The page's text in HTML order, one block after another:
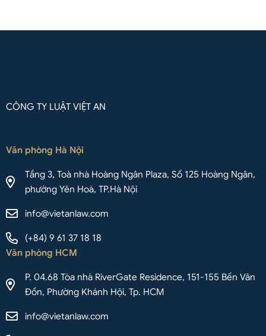
CÔNG TY LUẬT VIỆT AN
Văn phòng Hà Nội
Tầng 3, Toà nhà Hoàng Ngân Plaza, Số 125 Hoàng Ngân,
phường Yên Hoà, TP.Hà Nội
info@vietanlaw.com
(+84) 9 61 37 18 18
Văn phòng HCM
P. 04.68 Tòa nhà RiverGate Residence, 151-155 Bến Vân
Đồn, Phường Khánh Hội, Tp. HCM
info@vietanlaw.com